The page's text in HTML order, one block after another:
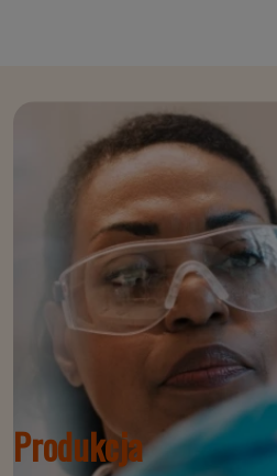
Produkcja